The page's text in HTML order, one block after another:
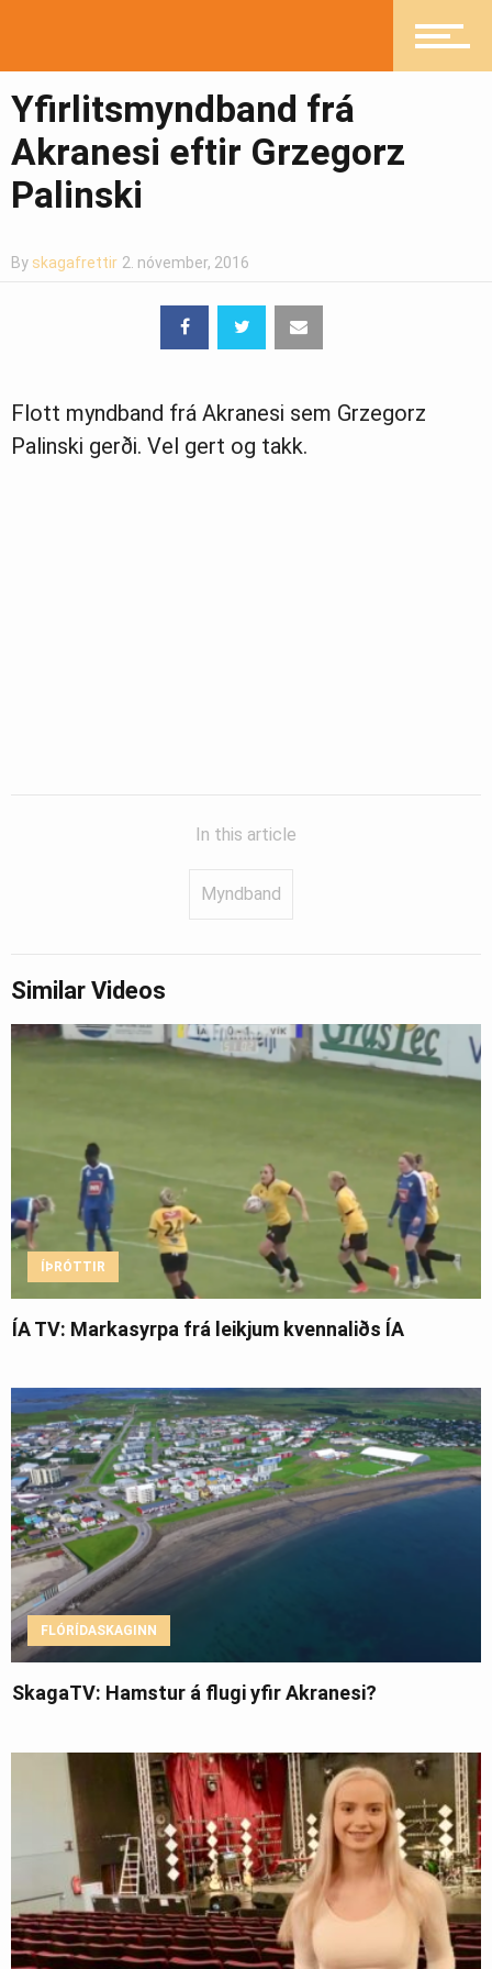
Íþróttir
Mannlíf
Yfirlitsmyndband frá
Akranesi eftir Grzegorz
Palinski
By skagafrettir 2. nóvember, 2016
Flott myndband frá Akranesi sem Grzegorz
Palinski gerði. Vel gert og takk.
In this article
Myndband
Similar Videos
ÍÞRÓTTIR
ÍA TV: Markasyrpa frá leikjum kvennaliðs ÍA
FLÓRÍDASKAGINN
SkagaTV: Hamstur á flugi yfir Akranesi?